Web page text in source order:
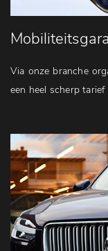
Via onze branche
een heel scherp